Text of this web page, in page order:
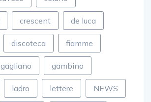
crescent de luca
discoteca fiamme
gagliano gambino
ladro lettere NEWS